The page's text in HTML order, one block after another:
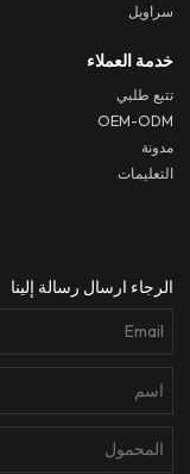
سراويل
خدمة العملاء
تتبع طلبي
OEM-ODM
مدونة
التعليمات
الرجاء ارسال رسالة إلينا